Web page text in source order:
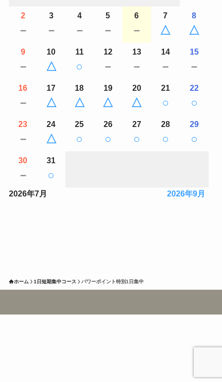
2
－
3
－
4
－
5
－
6
－
7
△
8
△
9
－
10
△
11
○
12
－
13
－
14
－
15
－
16
－
17
△
18
△
19
△
20
△
21
○
22
○
23
－
24
△
25
○
26
○
27
○
28
○
29
○
30
－
31
○
2026年7月 2026年9月
ホーム 1日短期集中コース パワーポイント特別1日集中